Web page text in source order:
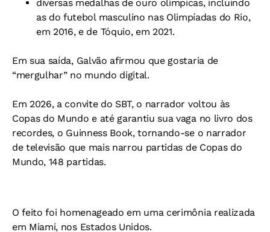
diversas medalhas de ouro olímpicas, incluindo
as do futebol masculino nas Olimpíadas do Rio,
em 2016, e de Tóquio, em 2021.
Em sua saída, Galvão afirmou que gostaria de
“mergulhar” no mundo digital.
Em 2026, a convite do SBT, o narrador voltou às
Copas do Mundo e até garantiu sua vaga no livro dos
recordes, o Guinness Book, tornando-se o narrador
de televisão que mais narrou partidas de Copas do
Mundo, 148 partidas.
O feito foi homenageado em uma cerimônia realizada
em Miami, nos Estados Unidos.